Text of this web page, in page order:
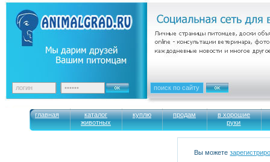
главная
каталог
животных
куплю продам
в хорошие
руки
Вы можете